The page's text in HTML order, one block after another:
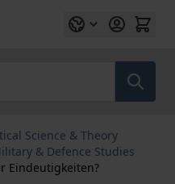
Science & Theory
& Defence Studies
Eindeutigkeiten?